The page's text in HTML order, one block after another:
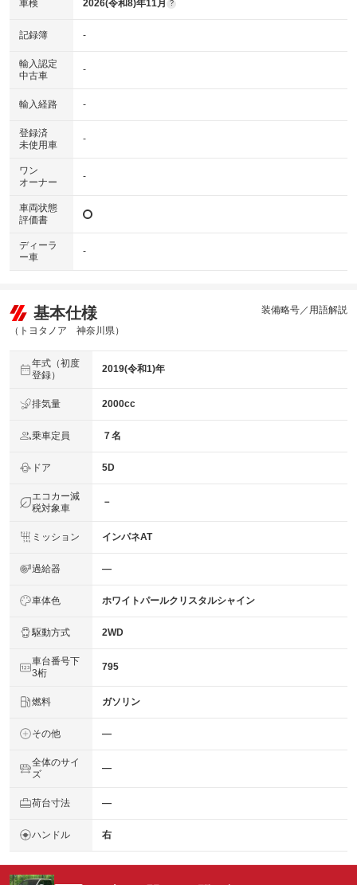
車検 2026(令和8)年11月 ?
記録簿 -
輸入認定
中古車
-
輸入経路 -
登録済
未使用車
-
ワン
オーナー
-
車両状態
評価書
ディーラ
ー車
-
基本仕様
（トヨタノア 神奈川県）
装備略号／用語解説
年式（初度
登録）
2019(令和1)年
排気量 2000cc
乗車定員 ７名
ドア 5D
エコカー減
税対象車
－
ミッション インパネAT
過給器 ―
車体色 ホワイトパールクリスタルシャイン
駆動方式 2WD
車台番号下
3桁
795
燃料 ガソリン
その他 ―
全体のサイ
ズ
―
荷台寸法 ―
ハンドル 右